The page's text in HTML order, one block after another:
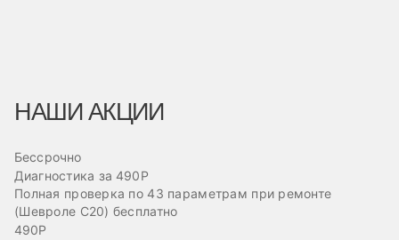
НАШИ АКЦИИ
Бессрочно
Диагностика за 490Р
Полная проверка по 43 параметрам при ремонте
(Шевроле С20) бесплатно
490Р